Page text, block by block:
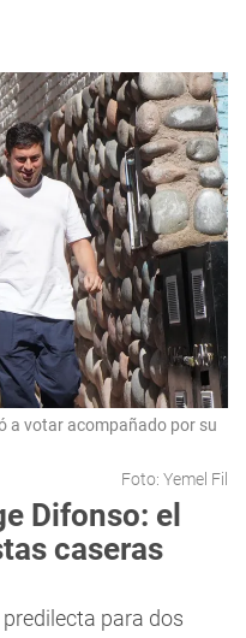
a votar acompañado por su
Foto: Yemel Fil
Difonso: el
caseras
para dos